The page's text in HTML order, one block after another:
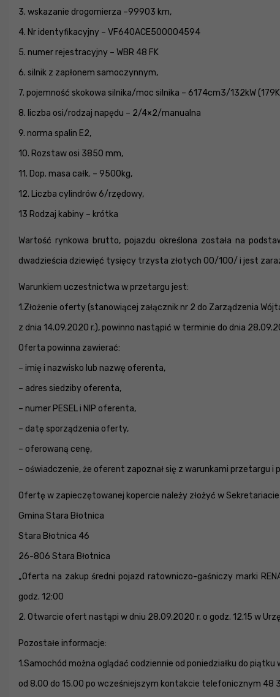
3. wskazanie drogomierza –99903 km,
4. Nr identyfikacyjny – VF640ACE500004594
5. numer rejestracyjny – WBR 48 FK
6. silnik z zapłonem samoczynnym,
7. pojemność skokowa silnika/moc silnika – 6174cm3/132kW
8. liczba osi/rodzaj napędu – 2/4×2/manualna
9. norma spalin E2,
10. Rozstaw osi 3850 mm,
11. Dop. masa całk. – 9500kg,
12. Liczba cylindrów 6/rzędowy,
13 Rodzaj kabiny – krótka
Wartość rynkowa brutto, pojazdu określona została na
dwadzieścia dziewięć tysięcy trzysta złotych 00/100/ i jest
Warunkiem uczestnictwa w przetargu jest:
1.Złożenie oferty (stanowiącej załącznik nr 2 do Zarządzenia
z dnia 14.09.2020 r.), powinno nastąpić w terminie do dnia
Oferta powinna zawierać:
– imię i nazwisko lub nazwę oferenta,
– adres siedziby oferenta,
– numer PESEL i NIP oferenta,
– datę sporządzenia oferty,
– oferowaną cenę,
– oświadczenie, że oferent zapoznał się z warunkami przetargu
Ofertę w zapieczętowanej kopercie należy złożyć w
Gmina Stara Błotnica
Stara Błotnica 46
26-806 Stara Błotnica
„Oferta na zakup średni pojazd ratowniczo-gaśniczy marki
godz. 12:00
2. Otwarcie ofert nastąpi w dniu 28.09.2020 r. o godz. 12.15 w
Pozostałe informacje:
1.Samochód można oglądać codziennie od poniedziałku do piątku
od 8.00 do 15.00 po wcześniejszym kontakcie telefonicznym 48